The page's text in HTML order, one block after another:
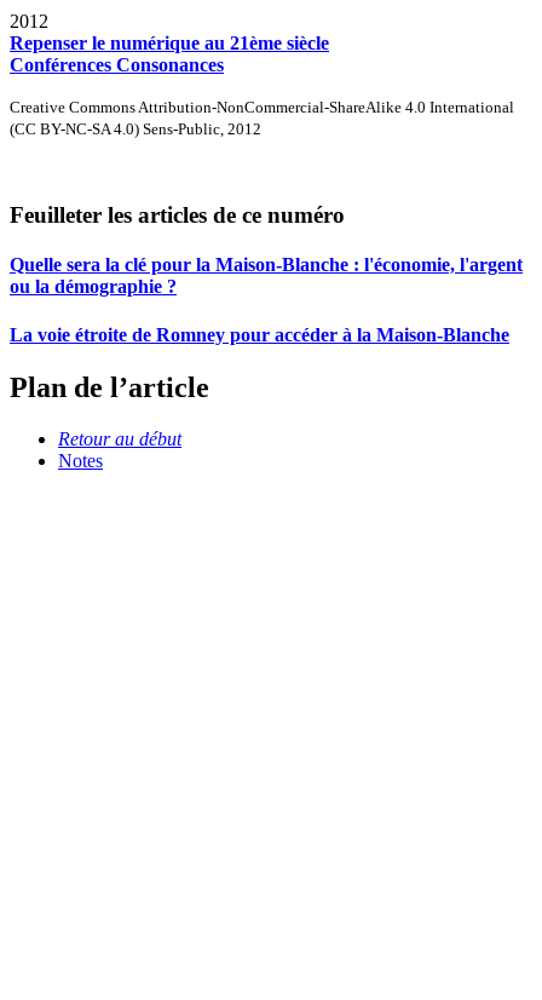
2012
Repenser le numérique au 21ème siècle
Conférences Consonances
Creative Commons Attribution-NonCommercial-ShareAlike 4.0 International
(CC BY-NC-SA 4.0) Sens-Public, 2012
Feuilleter les articles de ce numéro
Quelle sera la clé pour la Maison-Blanche : l'économie, l'argent
ou la démographie ?
La voie étroite de Romney pour accéder à la Maison-Blanche
Plan de l’article
Retour au début
Notes